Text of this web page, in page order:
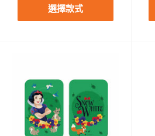
選擇款式